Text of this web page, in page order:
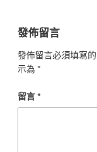
發佈留言
發佈留言必須填寫
示為 *
留言*